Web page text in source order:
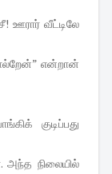
ஊரார் வீட்டிலே
என்றான்
குடிப்பது
அந்த நிலையில்